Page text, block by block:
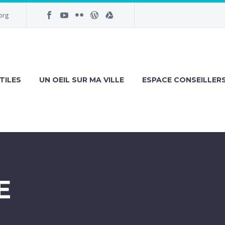
UN OEIL SUR MA VILLE ESPACE